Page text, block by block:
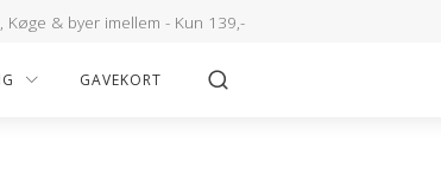
& byer imellem - Kun 139,-
GAVEKORT